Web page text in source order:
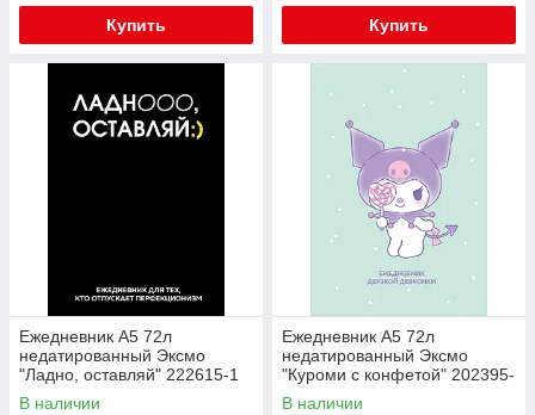
Купить Купить
Ежедневник А5 72л
недатированный Эксмо
"Ладно, оставляй" 222615-1
В наличии
Ежедневник А5 72л
недатированный Эксмо
"Куроми с конфетой" 202395-
8
В наличии